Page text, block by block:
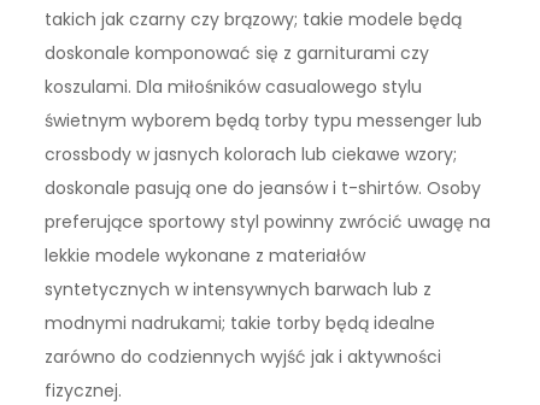
takich jak czarny czy brązowy; takie modele będą
doskonale komponować się z garniturami czy
koszulami. Dla miłośników casualowego stylu
świetnym wyborem będą torby typu messenger lub
crossbody w jasnych kolorach lub ciekawe wzory;
doskonale pasują one do jeansów i t-shirtów. Osoby
preferujące sportowy styl powinny zwrócić uwagę na
lekkie modele wykonane z materiałów
syntetycznych w intensywnych barwach lub z
modnymi nadrukami; takie torby będą idealne
zarówno do codziennych wyjść jak i aktywności
fizycznej.